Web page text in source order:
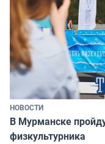
НОВОСТИ
В Мурманске
физкультурника